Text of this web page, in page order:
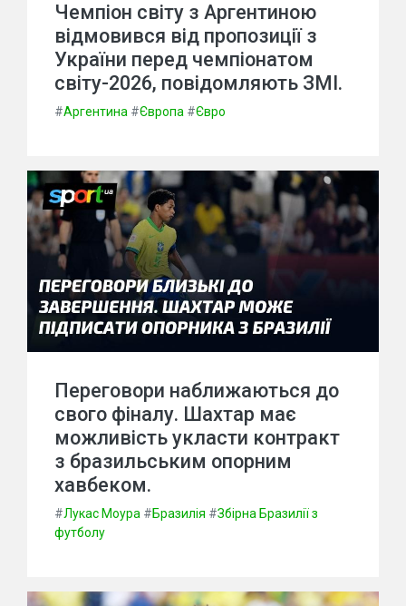
Чемпіон світу з Аргентиною
відмовився від пропозиції з
України перед чемпіонатом
світу-2026, повідомляють ЗМІ.
#Аргентина #Європа #Євро
Переговори наближаються до
свого фіналу. Шахтар має
можливість укласти контракт
з бразильським опорним
хавбеком.
#Лукас Моура #Бразилія #Збірна Бразилії з
футболу